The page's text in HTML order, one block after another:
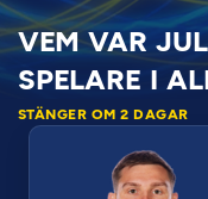
VEM VAR
SPELARE I
STÄNGER OM 2 DAGAR